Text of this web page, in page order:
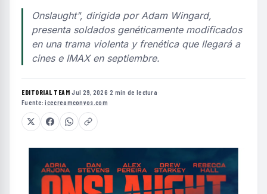
Onslaught", dirigida por Adam Wingard,
presenta soldados genéticamente modificados
en una trama violenta y frenética que llegará a
cines e IMAX en septiembre.
EDITORIAL TEAM·Jul 29, 2026·2 min de lectura·
Fuente:icecreamconvos.com